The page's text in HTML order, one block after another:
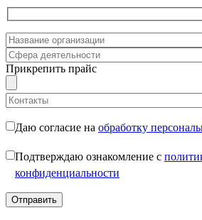
Прикрепить прайс
Даю согласие на обработку
Подтверждаю ознакомление с
конфиденциальности